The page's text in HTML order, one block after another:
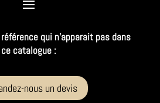
qui n’apparait pas dans
ce catalogue :
nous un devis